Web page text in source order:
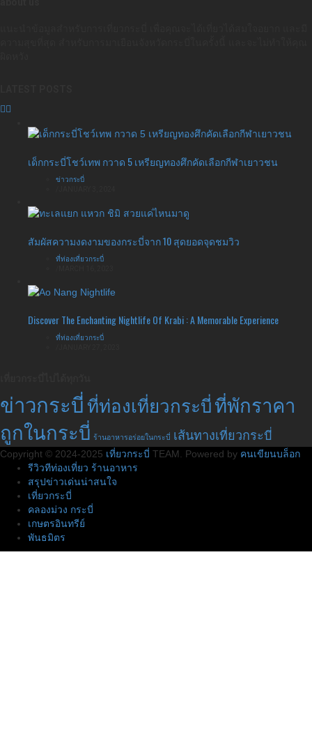
เด็กกระบี่โชว์เทพ กวาด 5 เหรียญทองศึกคัดเลือกกีฬาเยาวชน
ข่าวกระบี่
สัมผัสความงดงามของกระบี่จาก 10 สุดยอดจุดชมวิว
ที่ท่องเที่ยวกระบี่
Discover The Enchanting Nightlife Of Krabi : A Memorable Experience
ที่ท่องเที่ยวกระบี่
ข่าวกระบี่ ที่ท่องเที่ยวกระบี่ ที่พักราคา
ถูกในกระบี่ ร้านอาหารอร่อยในกระบี่ เส้นทางเที่ยวกระบี่
Copyright © 2024-2025 เที่ยวกระบี่ TEAM. Powered by คนเขียนบล็อก
รีวิวทีท่องเที่ยว ร้านอาหาร
สรุปข่าวเด่นน่าสนใจ
เที่ยวกระบี่
คลองม่วง กระบี่
เกษตรอินทรีย์
พันธมิตร